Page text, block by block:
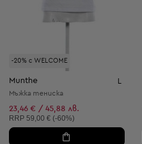
-20% с WELCOME
Munthe L
Мъжка тениска
23,46 € / 45,88 лв.
Препоръчителна цена:
RRP 59,00 € (-60%)